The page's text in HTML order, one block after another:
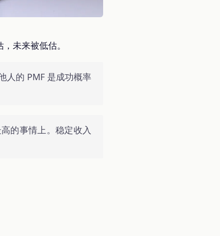
未来被低估。
人的 PMF 是成功概率
的事情上。稳定收入